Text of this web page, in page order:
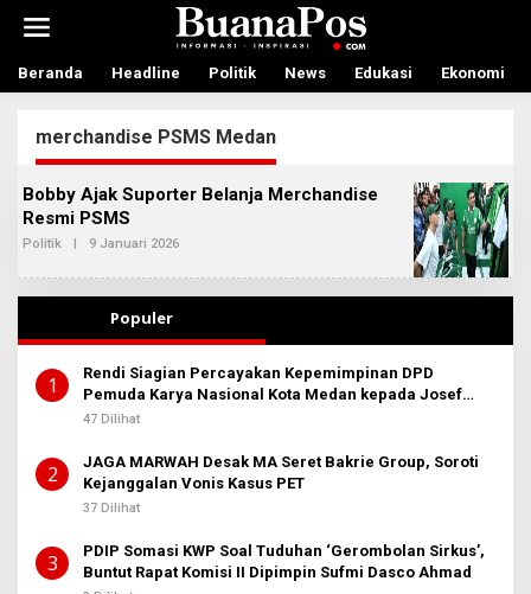
t
Beranda Headline Politik News Edukasi Ekonomi
merchandise PSMS Medan
Bobby Ajak Suporter Belanja Merchandise
Resmi PSMS
Politik | 9 Januari 2026
E
H
M
N
B
T
A
Populer
1
Rendi Siagian Percayakan Kepemimpinan DPD
Pemuda Karya Nasional Kota Medan kepada Josef
Sembiring
47 Dilihat
2
JAGA MARWAH Desak MA Seret Bakrie Group, Soroti
Kejanggalan Vonis Kasus PET
37 Dilihat
3
PDIP Somasi KWP Soal Tuduhan ‘Gerombolan Sirkus’,
Buntut Rapat Komisi II Dipimpin Sufmi Dasco Ahmad